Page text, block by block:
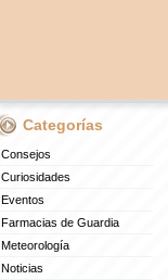
Categorías
Consejos
Curiosidades
Eventos
Farmacias de Guardia
Meteorología
Noticias